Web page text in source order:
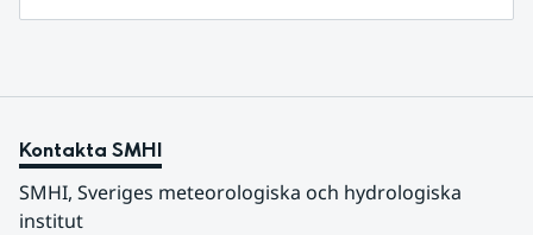
Kontakta SMHI
SMHI, Sveriges meteorologiska och hydrologiska
institut